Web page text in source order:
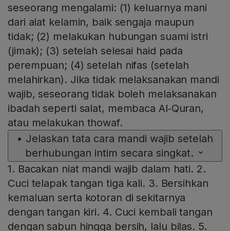
seseorang mengalami: (1) keluarnya mani
dari alat kelamin, baik sengaja maupun
tidak; (2) melakukan hubungan suami istri
(jimak); (3) setelah selesai haid pada
perempuan; (4) setelah nifas (setelah
melahirkan). Jika tidak melaksanakan mandi
wajib, seseorang tidak boleh melaksanakan
ibadah seperti salat, membaca Al‑Quran,
atau melakukan thowaf.
• Jelaskan tata cara mandi wajib setelah
berhubungan intim secara singkat.
1. Bacakan niat mandi wajib dalam hati. 2.
Cuci telapak tangan tiga kali. 3. Bersihkan
kemaluan serta kotoran di sekitarnya
dengan tangan kiri. 4. Cuci kembali tangan
dengan sabun hingga bersih, lalu bilas. 5.